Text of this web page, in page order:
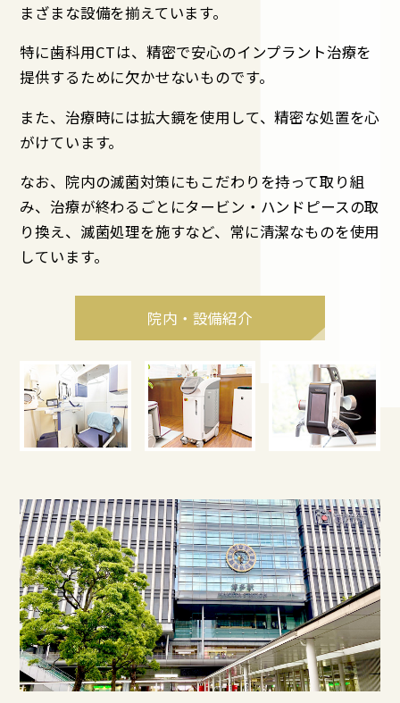
まざまな設備を揃えています。
特に歯科用CTは、精密で安心のインプラント治療を
提供するために欠かせないものです。
また、治療時には拡大鏡を使用して、精密な処置を心
がけています。
なお、院内の滅菌対策にもこだわりを持って取り組
み、治療が終わるごとにタービン・ハンドピースの取
り換え、滅菌処理を施すなど、常に清潔なものを使用
しています。
院内・設備紹介